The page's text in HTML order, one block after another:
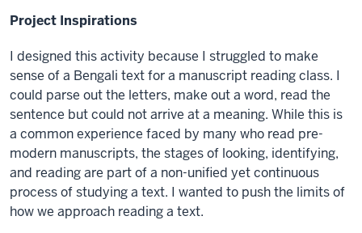
Project Inspirations
I designed this activity because I struggled to make
sense of a Bengali text for a manuscript reading class. I
could parse out the letters, make out a word, read the
sentence but could not arrive at a meaning. While this is
a common experience faced by many who read pre-
modern manuscripts, the stages of looking, identifying,
and reading are part of a non-unified yet continuous
process of studying a text. I wanted to push the limits of
how we approach reading a text.